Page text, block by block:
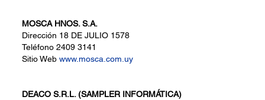
MOSCA HNOS. S.A.
Dirección 18 DE JULIO 1578
Teléfono 2409 3141
Sitio Web www.mosca.com.uy
DEACO S.R.L. (SAMPLER INFORMÁTICA)